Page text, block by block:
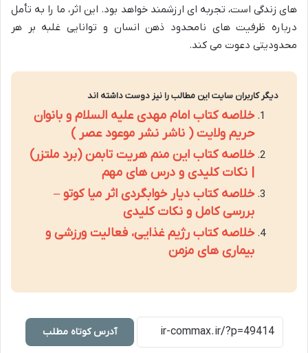
های زندگی است، تجربه ای ارزشمند خواهد بود. این اثر، ما را به تأمل
درباره ظرفیت های نامحدود ذهن انسان و توانایی غلبه بر هر
محدودیتی دعوت می کند.
دیگر کاربران سایت این مطالب را نیز دوست داشته اند
خلاصه کتاب امام مهدی علیه السلام و بانوان
حریم ولایت ( ناشر نشر موعود عصر )
خلاصه کتاب این منم هریت تابمن (برد ملتزر)
| نکات کلیدی و درس های مهم
خلاصه کتاب دیار خوابگردی اثر میا کوتو –
بررسی کامل و نکات کلیدی
خلاصه کتاب رژیم غذایی، فعالیت ورزشی و
بیماری های مزمن
آدرس کوتاه مطلب